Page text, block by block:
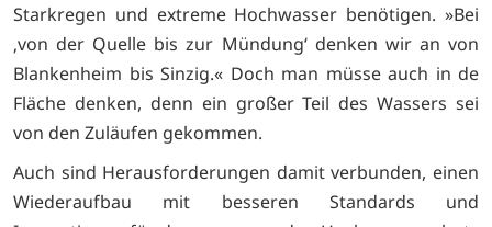
Starkregen und extreme Hochwasser benötigen. »Bei
‚von der Quelle bis zur Mündung‘ denken wir an von
Blankenheim bis Sinzig.« Doch man müsse auch in de
Fläche denken, denn ein großer Teil des Wassers sei
von den Zuläufen gekommen.
Auch sind Herausforderungen damit verbunden, einen
Wiederaufbau mit besseren Standards und